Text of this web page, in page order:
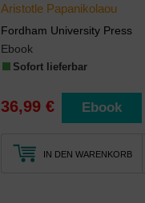
Aristotle Papanikolaou
Fordham University Press
Ebook
Sofort lieferbar
36,99 € Ebook
IN DEN WARENKORB